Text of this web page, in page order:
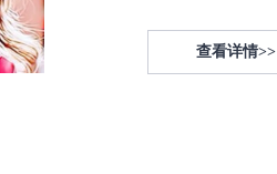
查看详情>>